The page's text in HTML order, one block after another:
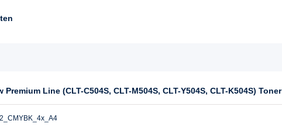
Line (CLT-C504S, CLT-M504S, CLT-Y504S, CLT-K504S) Toner